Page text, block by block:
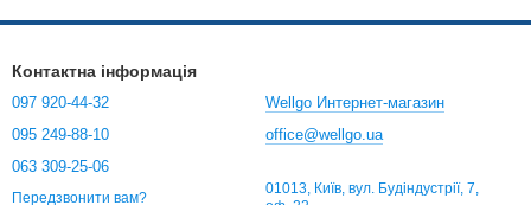
Контактна інформація
097 920-44-32
095 249-88-10
063 309-25-06
Передзвонити вам?
Wellgo Интернет-магазин
office@wellgo.ua
01013, Київ, вул. Будіндустрії, 7,